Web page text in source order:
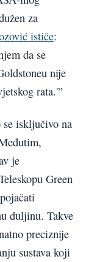
za
ističe:
da se
nije
rata.'”
se isključivo na
je
Green
duljinu. Takve
preciznije
sustava koji